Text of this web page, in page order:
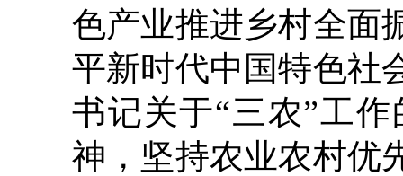
色产业推进乡村全面
平新时代中国特色社
书记关于“三农”工
神，坚持农业农村优